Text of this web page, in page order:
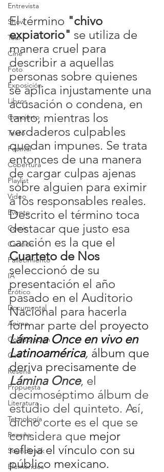
Entrevista
Show
Tour
Cine
Foto
Exposición
Libros
Concierto
Texto
Festival
Cobertura
Playlist
Video
Evento
Cómic
Canción
Fallecimiento
IA
Erótico
Documental
Anime
Colaboración
Gira
Reseña
Propuesta
Literatura
Tecnología
Reseña
Soundtrack
Efemérides
El término "chivo
expiatorio" se utiliza de
manera cruel para
describir a aquellas
personas sobre quienes
se aplica injustamente una
acusación o condena, en
tanto, mientras los
verdaderos culpables
quedan impunes. Se trata
entonces de una manera
de cargar culpas ajenas
sobre alguien para eximir
a los responsables reales.
Descrito el término toca
destacar que justo esa
canción es la que el
Cuarteto de Nos
seleccionó de su
presentación el año
pasado en el Auditorio
Nacional para hacerla
formar parte del proyecto
Lámina Once en vivo en
Latinoamérica, álbum que
deriva precisamente de
Lámina Once, el
decimoséptimo álbum de
estudio del quinteto. Así,
dicho corte es el que se
considera que mejor
refleja el vínculo con su
público mexicano.